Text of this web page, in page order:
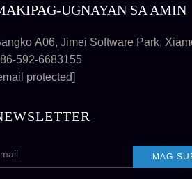
UGNAYAN SA AMIN
A06, Jimei Software Park,
592-6683155
protected]
MAG-